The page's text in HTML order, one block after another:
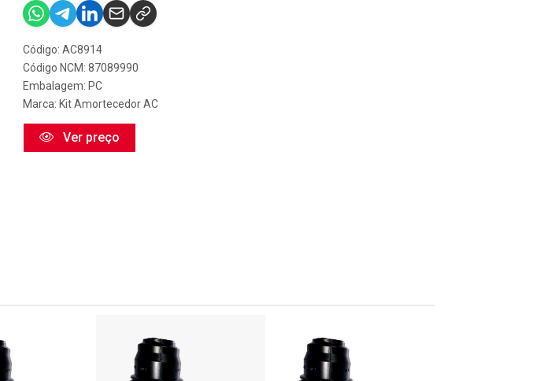
Código: AC8914
Código NCM: 87089990
Embalagem: PC
Marca: Kit Amortecedor AC
Ver preço